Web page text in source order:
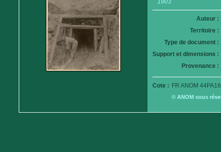
1903
Auteur :
Territoire :
Type de document :
Support et dimensions :
Provenance :
Cote : FR ANOM
© ANOM sous